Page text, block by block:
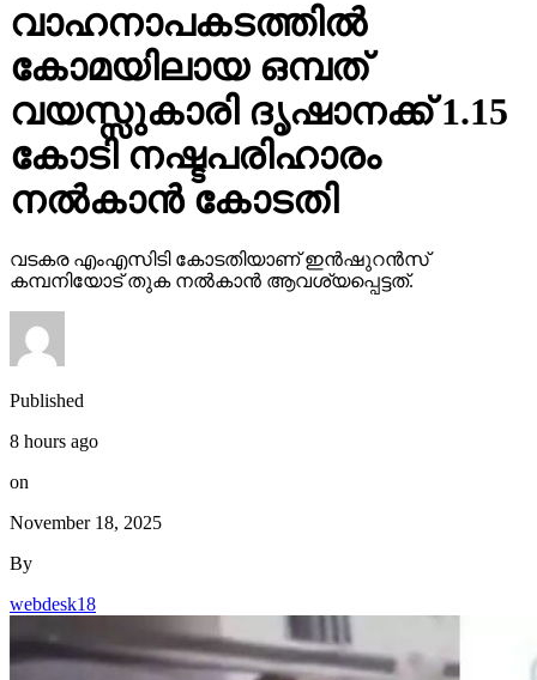
വാഹനാപകടത്തില്‍
കോമയിലായ ഒമ്പത്
വയസ്സുകാരി ദൃഷാനക്ക് 1.15
കോടി നഷ്ടപരിഹാരം
നല്‍കാന്‍ കോടതി
വടകര എംഎസിടി കോടതിയാണ് ഇന്‍ഷുറന്‍സ്
കമ്പനിയോട് തുക നല്‍കാന്‍ ആവശ്യപ്പെട്ടത്.
Published
8 hours ago
on
November 18, 2025
By
webdesk18